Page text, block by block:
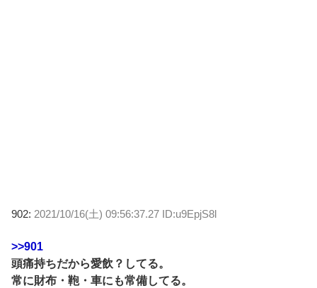
902: 2021/10/16(土) 09:56:37.27 ID:u9EpjS8l
>>901
頭痛持ちだから愛飲？してる。
常に財布・鞄・車にも常備してる。